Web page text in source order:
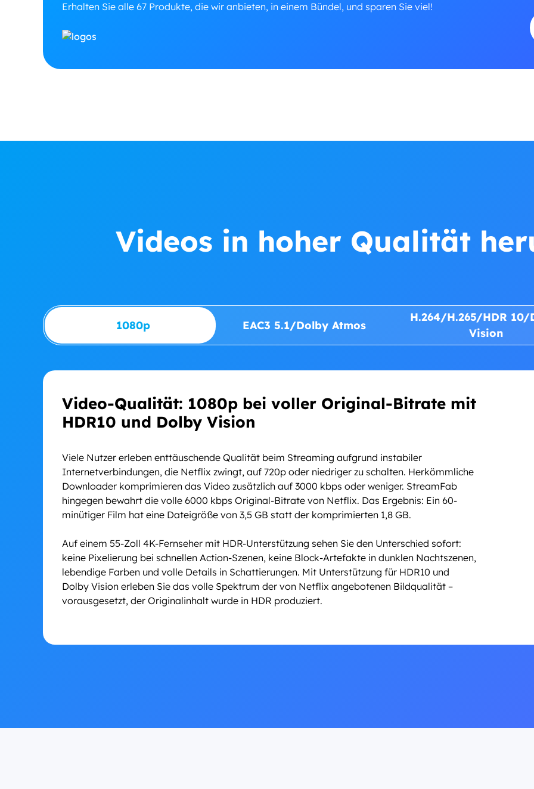
Erhalten Sie alle 67 Produkte, die wir anbieten, in einem Bündel, und sparen Sie viel!
Videos in hoher Qualität
1080p EAC3 5.1/Dolby Atmos
H.264/H.265/HDR 10/
Vision
Video-Qualität: 1080p bei voller Original-Bitrate mit
HDR10 und Dolby Vision
Viele Nutzer erleben enttäuschende Qualität beim Streaming aufgrund instabiler
Internetverbindungen, die Netflix zwingt, auf 720p oder niedriger zu schalten. Herkömmliche
Downloader komprimieren das Video zusätzlich auf 3000 kbps oder weniger. StreamFab
hingegen bewahrt die volle 6000 kbps Original-Bitrate von Netflix. Das Ergebnis: Ein 60-
minütiger Film hat eine Dateigröße von 3,5 GB statt der komprimierten 1,8 GB.
Auf einem 55-Zoll 4K-Fernseher mit HDR-Unterstützung sehen Sie den Unterschied sofort:
keine Pixelierung bei schnellen Action-Szenen, keine Block-Artefakte in dunklen Nachtszenen,
lebendige Farben und volle Details in Schattierungen. Mit Unterstützung für HDR10 und
Dolby Vision erleben Sie das volle Spektrum der von Netflix angebotenen Bildqualität –
vorausgesetzt, der Originalinhalt wurde in HDR produziert.